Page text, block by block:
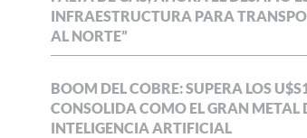
INFRAESTRUCTURA PARA
AL NORTE”
BOOM DEL COBRE: SUPERA LOS
CONSOLIDA COMO EL GRAN METAL
INTELIGENCIA ARTIFICIAL